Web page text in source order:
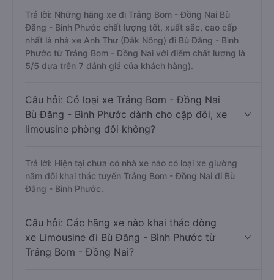
Trả lời: Những hãng xe đi Trảng Bom - Đồng Nai Bù
Đăng - Bình Phước chất lượng tốt, xuất sắc, cao cấp
nhất là nhà xe Anh Thư (Đắk Nông) đi Bù Đăng - Bình
Phước từ Trảng Bom - Đồng Nai với điểm chất lượng là
5/5 dựa trên 7 đánh giá của khách hàng).
Câu hỏi: Có loại xe Trảng Bom - Đồng Nai
Bù Đăng - Bình Phước dành cho cặp đôi, xe
limousine phòng đôi không?
Trả lời: Hiện tại chưa có nhà xe nào có loại xe giường
nằm đôi khai thác tuyến Trảng Bom - Đồng Nai đi Bù
Đăng - Bình Phước.
Câu hỏi: Các hãng xe nào khai thác dòng
xe Limousine đi Bù Đăng - Bình Phước từ
Trảng Bom - Đồng Nai?